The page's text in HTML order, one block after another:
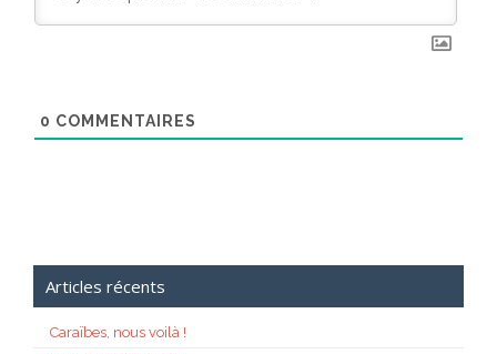
0 COMMENTAIRES
Articles récents
Caraïbes, nous voilà !